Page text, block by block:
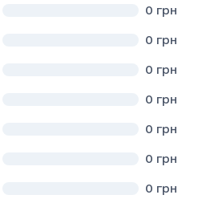
0 грн
0 грн
0 грн
0 грн
0 грн
0 грн
0 грн